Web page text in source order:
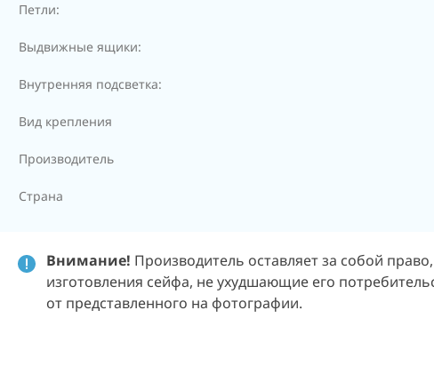
Петли:
Выдвижные ящики:
Внутренняя подсветка:
Вид крепления
Производитель
Страна
Внимание! Производитель оставляет за собой
изготовления сейфа, не ухудшающие его
от представленного на фотографии.